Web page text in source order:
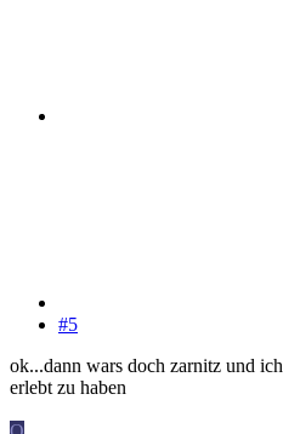
#5
ok...dann wars doch zarnitz und
erlebt zu haben